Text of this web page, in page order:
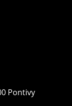
Pontivy